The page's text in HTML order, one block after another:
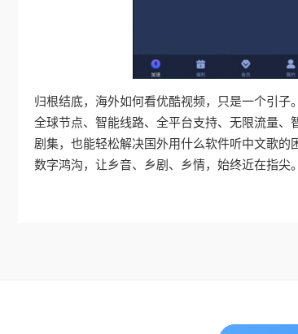
归根结底，海外如何看优酷视频，只是一个引
全球节点、智能线路、全平台支持、无限流量
剧集，也能轻松解决国外用什么软件听中文歌
数字鸿沟，让乡音、乡剧、乡情，始终近在指尖